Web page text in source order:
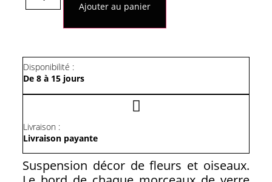
Suspension
Oiseaux
Ajouter au panier
Disponibilité :
De 8 à 15 jours
Livraison :
Livraison payante
Suspension décor de fleurs et oiseaux.